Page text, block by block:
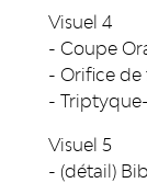
Visuel 4
- Coupe
- Orifice de
- Triptyque-
Visuel 5
- (détail)